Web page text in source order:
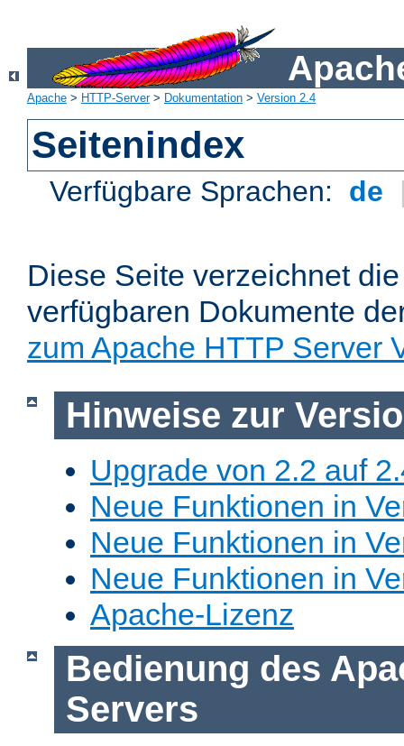
Apache > HTTP-Server> Dokumentation > Version 2.4
Seitenindex
Verfügbare Sprachen: de
Diese Seite verzeichnet
verfügbaren Dokumente
zum Apache HTTP Server
Hinweise zur
Upgrade von 2.2 auf
Neue Funktionen in
Neue Funktionen in
Neue Funktionen in
Apache-Lizenz
Bedienung des
Servers